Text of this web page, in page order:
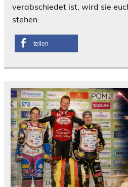
verabschiedet ist, wird sie
stehen.
teilen